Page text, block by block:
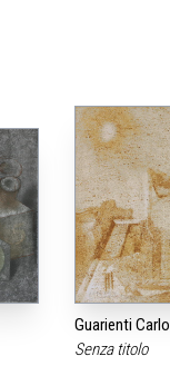
Guarienti Carlo
Senza titolo